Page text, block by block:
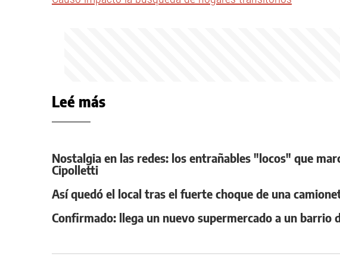
Leé más
Nostalgia en las redes: los entrañables "locos" que
Cipolletti
Así quedó el local tras el fuerte choque de una
Confirmado: llega un nuevo supermercado a un barrio